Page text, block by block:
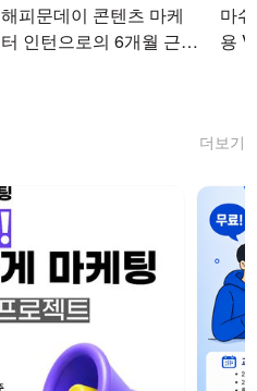
해피문데이 콘텐츠 마케
터 인턴으로의 6개월 근무
마쉬
용
더보기